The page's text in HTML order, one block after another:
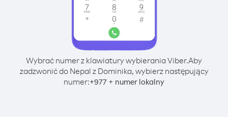
Wybrać numer z klawiatury wybierania Viber.Aby
zadzwonić do Nepal z Dominika, wybierz następujący
numer:+977 + numer lokalny